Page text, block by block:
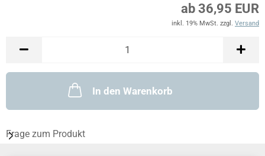
ab 36,95 EUR
inkl. 19% MwSt. zzgl. Versand
In den Warenkorb
Frage zum Produkt